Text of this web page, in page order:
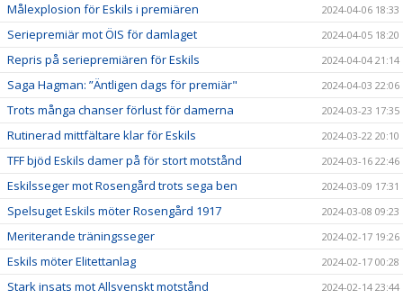
Målexplosion för Eskils i premiären 2024-04-06 18:33
Seriepremiär mot ÖIS för damlaget 2024-04-05 18:20
Repris på seriepremiären för Eskils 2024-04-04 21:14
Saga Hagman: ”Äntligen dags för premiär" 2024-04-03 22:06
Trots många chanser förlust för damerna 2024-03-23 17:35
Rutinerad mittfältare klar för Eskils 2024-03-22 20:10
TFF bjöd Eskils damer på för stort motstånd 2024-03-16 22:46
Eskilsseger mot Rosengård trots sega ben 2024-03-09 17:31
Spelsuget Eskils möter Rosengård 1917 2024-03-08 09:23
Meriterande träningsseger 2024-02-17 19:26
Eskils möter Elitettanlag 2024-02-17 00:28
Stark insats mot Allsvenskt motstånd 2024-02-14 23:44